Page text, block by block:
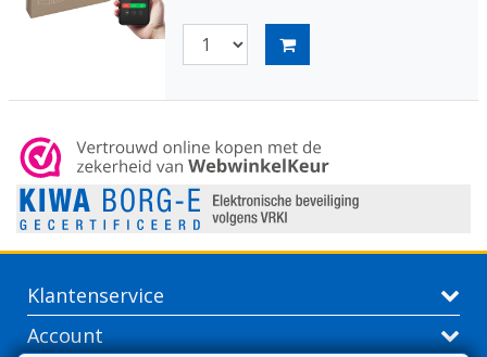
Klantenservice
Account